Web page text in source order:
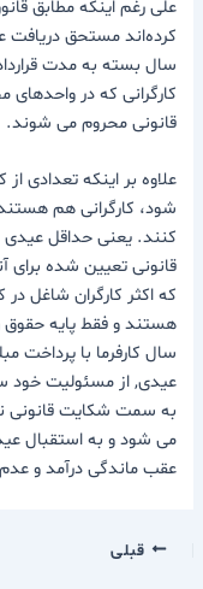
علی رغم اینکه مطابق
کرده‌اند مستحق دریافت
سال بسته به مدت
کارگرانی که در
قانونی محروم می شوند.
علاوه بر اینکه تعدادی
شود، کارگرانی هم
کنند. یعنی حداقل عیدی
قانونی تعیین شده برای
که اکثر کارگران شاغل در
هستند و فقط پایه حقوق
سال کارفرما با پرداخت
عیدی, از مسئولیت خود
به سمت شکایت قانونی
می شود و به استقبال
عقب ماندگی درآمد و
قبلی